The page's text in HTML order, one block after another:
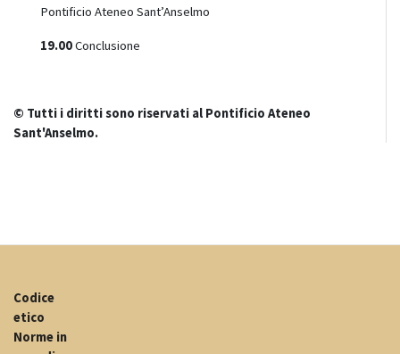
Pontificio Ateneo Sant’Anselmo
19.00Conclusione
© Tutti i diritti sono riservati al Pontificio Ateneo
Sant'Anselmo.
Codice
etico
Norme in